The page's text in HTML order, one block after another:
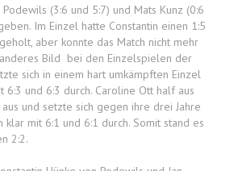
(3:6 und 5:7) und Mats Kunz (0:6
Im Einzel hatte Constantin einen 1:5
aber konnte das Match nicht mehr
Bild bei den Einzelspielen der
sich in einem hart umkämpften Einzel
6:3 und 6:3 durch. Caroline Ott half aus
und setzte sich gegen ihre drei Jahre
mit 6:1 und 6:1 durch. Somit stand es
2:2.